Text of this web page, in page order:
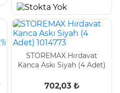
STOREMAX Hırdavat
Kanca Askı Siyah (4 Adet)
702,03 ₺